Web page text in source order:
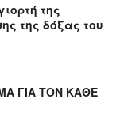
της
της δόξας του
ΓΙΑ ΤΟΝ ΚΑΘΕ